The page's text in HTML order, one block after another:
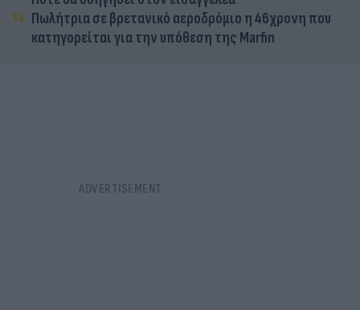
Πωλήτρια σε βρετανικό αεροδρόμιο η 46χρονη που
κατηγορείται για την υπόθεση της Marfin